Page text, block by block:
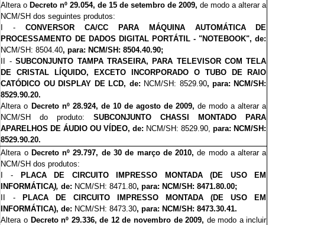
Altera o Decreto nº 29.054, de 15 de setembro de 2009, de modo a alterar a
NCM/SH dos seguintes produtos:
I -CONVERSOR CA/CC PARA MÁQUINA AUTOMÁTICA DE
PROCESSAMENTO DE DADOS DIGITAL PORTÁTIL - "NOTEBOOK", de:
NCM/SH: 8504.40, para: NCM/SH: 8504.40.90;
II -SUBCONJUNTO TAMPA TRASEIRA, PARA TELEVISOR COM TELA
DE CRISTAL LÍQUIDO, EXCETO INCORPORADO O TUBO DE RAIO
CATÓDICO OU DISPLAY DE LCD, de: NCM/SH: 8529.90, para: NCM/SH:
8529.90.20.
Altera o Decreto nº 28.924, de 10 de agosto de 2009, de modo a alterar a
NCM/SH
do produto:SUBCONJUNTO CHASSI MONTADO PARA
APARELHOS DE ÁUDIO OU VÍDEO, de: NCM/SH: 8529.90, para: NCM/SH:
8529.90.20.
Altera o Decreto nº 29.797, de 30 de março de 2010, de modo a alterar a
NCM/SH dos produtos:
I -
PLACA DE CIRCUITO IMPRESSO MONTADA (DE USO EM
INFORMÁTICA), de: NCM/SH: 8471.80, para: NCM/SH: 8471.80.00;
II -
PLACA DE CIRCUITO IMPRESSO MONTADA (DE USO EM
INFORMÁTICA), de: NCM/SH: 8473.30, para: NCM/SH: 8473.30.41.
Altera o Decreto nº 29.336, de 12 de novembro de 2009, de modo a incluir